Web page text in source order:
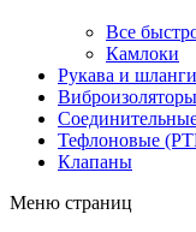
Все
Камлоки
Рукава и шланги
Тефлоновые
Клапаны
Меню страниц